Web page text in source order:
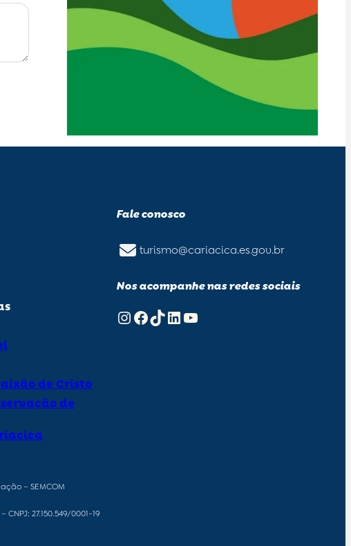
de Cristo
de
Fale conosco
turismo@cariacica.es.gov.br
Nos acompanhe nas redes sociais
InstagramFacebook TikTok LinkedIn Youtube
– SEMCOM
27.150.549/0001-19